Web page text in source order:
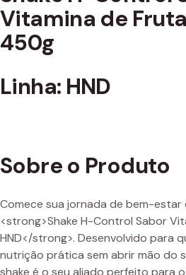
Vitamina de
450g
Linha: HND
Sobre o Produto
Comece sua jornada de bem-estar
<strong>Shake H-Control Sabor
HND</strong>. Desenvolvido para
nutrição prática sem abrir mão do